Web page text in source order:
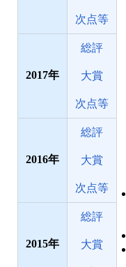
次点等
2017
総評
大賞
次点等
2016
総評
大賞
次点等
2015
総評
大賞